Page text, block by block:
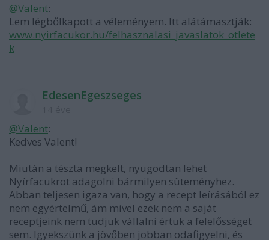
@Valent:
Lem légbőlkapott a véleményem. Itt alátámasztják:
www.nyirfacukor.hu/felhasznalasi_javaslatok_otlete
k
EdesenEgeszseges
@Valent:
Kedves Valent!
Miután a tészta megkelt, nyugodtan lehet
Nyírfacukrot adagolni bármilyen süteményhez.
Abban teljesen igaza van, hogy a recept leírásából ez
nem egyértelmű, ám mivel ezek nem a saját
receptjeink nem tudjuk vállalni értük a felelősséget
sem. Igyekszünk a jövőben jobban odafigyelni, és